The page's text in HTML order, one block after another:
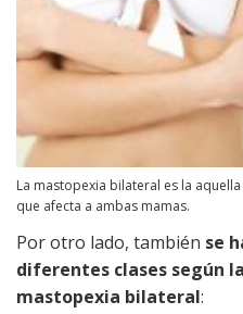
La mastopexia bilateral es la
que afecta a ambas mamas.
Por otro lado, también se
diferentes clases según
mastopexia bilateral: